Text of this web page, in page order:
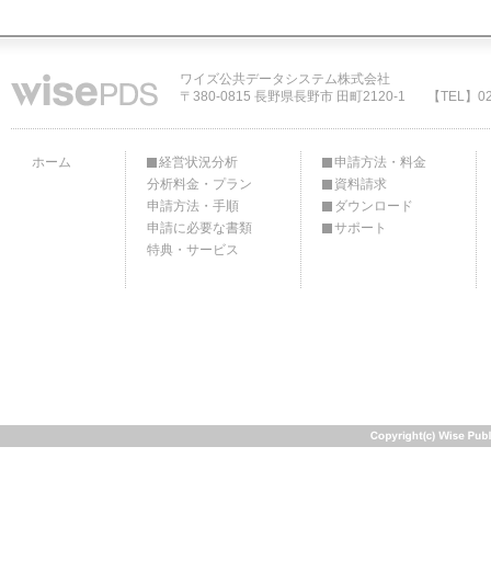
ワイズ公共データシステム株式会社
〒380-0815 長野県長野市 田町2120-1
【TEL】
ホーム
経営状況分析
分析料金・プラン
申請方法・手順
申請に必要な書類
特典・サービス
申請方法・料金
資料請求
ダウンロード
サポート